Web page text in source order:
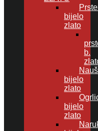
bijelo
zlato
b.
bijelo
zlato
bijelo
zlato